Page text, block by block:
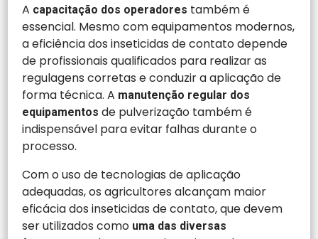
A capacitação dos operadores também é
essencial. Mesmo com equipamentos modernos,
a eficiência dos inseticidas de contato depende
de profissionais qualificados para realizar as
regulagens corretas e conduzir a aplicação de
forma técnica. A manutenção regular dos
equipamentos de pulverização também é
indispensável para evitar falhas durante o
processo.
Com o uso de tecnologias de aplicação
adequadas, os agricultores alcançam maior
eficácia dos inseticidas de contato, que devem
ser utilizados como uma das diversas